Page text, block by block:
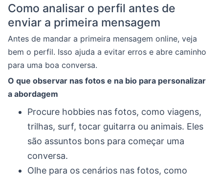
Como analisar o perfil antes de
enviar a primeira mensagem
Antes de mandar a primeira mensagem online, veja
bem o perfil. Isso ajuda a evitar erros e abre caminho
para uma boa conversa.
O que observar nas fotos e na bio para personalizar
a abordagem
Procure hobbies nas fotos, como viagens,
trilhas, surf, tocar guitarra ou animais. Eles
são assuntos bons para começar uma
conversa.
Olhe para os cenários nas fotos, como